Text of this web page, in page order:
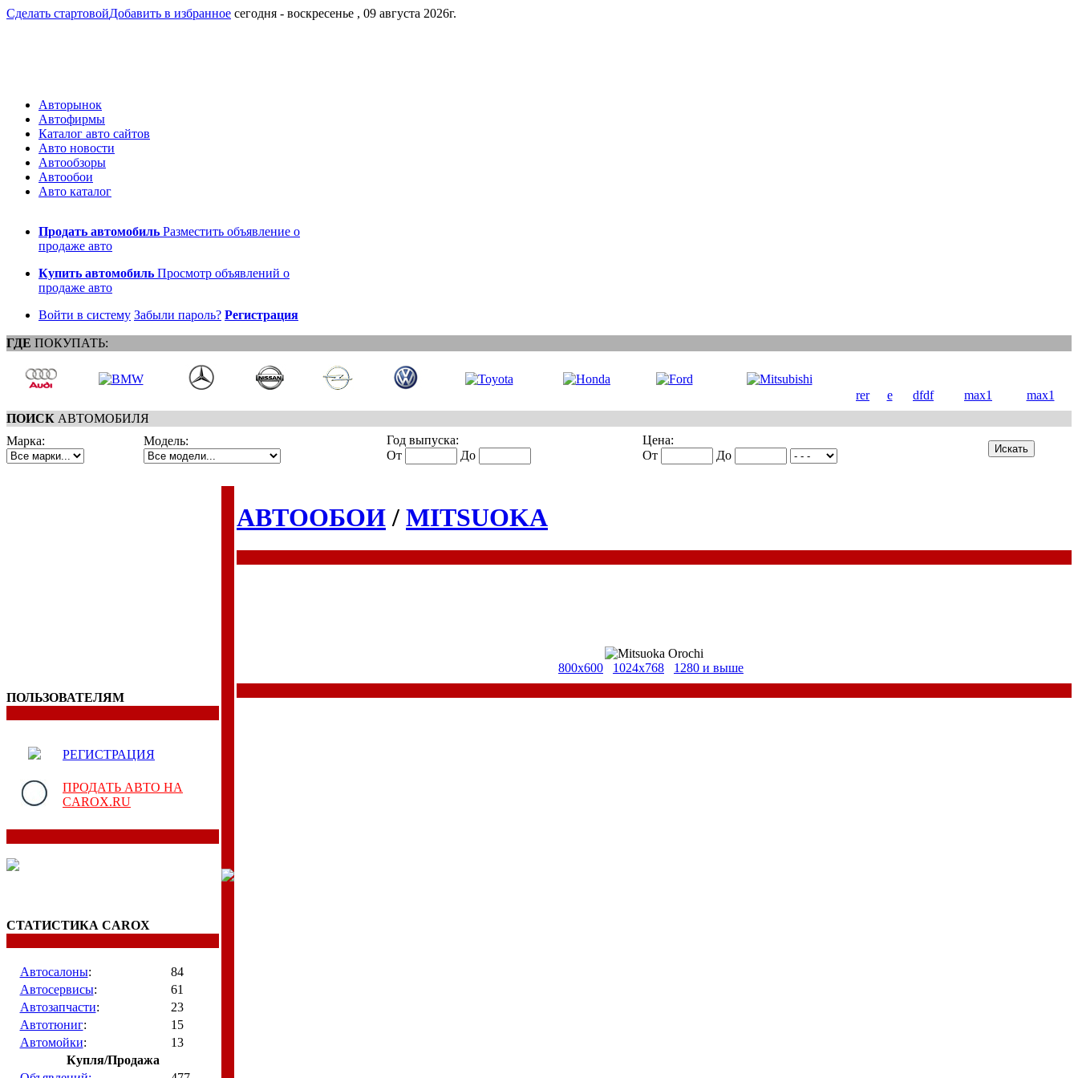
Сделать стартовойДобавить в избранное сегодня - воскресенье , 09 августа 2026г.
Авторынок
Автофирмы
Каталог авто сайтов
Авто новости
Автообзоры
Автообои
Авто каталог
Продать автомобиль Разместить объявление о
продаже авто
Купить автомобиль Просмотр объявлений о
продаже авто
Войти в систему Забыли пароль? Регистрация
ГДЕ ПОКУПАТЬ:
rer e dfdf max1
max1
ПОИСК АВТОМОБИЛЯ
Марка:
Модель:
Год выпуска:
От
До
Цена:
От
До
ПОЛЬЗОВАТЕЛЯМ
РЕГИСТРАЦИЯ
ПРОДАТЬ АВТО НА
CAROX.RU
СТАТИСТИКА CAROX
Автосалоны:
84
Автосервисы:
61
Автозапчасти:
23
Автотюниг:
15
Автомойки:
13
Купля/Продажа
АВТООБОИ/ MITSUOKA
800x600 1024x768 1280 и выше